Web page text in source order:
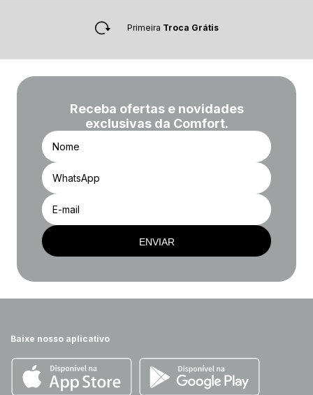
Primeira Troca Grátis
Receba ofertas e novidades
exclusivas da Comfort.
ENVIAR
Baixe nosso aplicativo